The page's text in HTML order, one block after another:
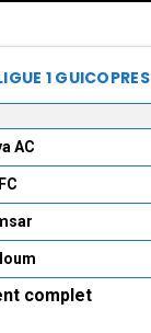
1 GUICOPRES
AC
complet